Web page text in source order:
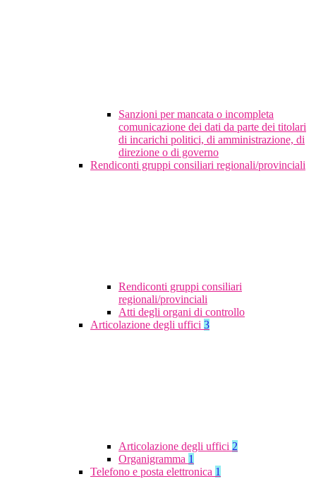
Sanzioni per mancata o incompleta
comunicazione dei dati da parte dei titolari
di incarichi politici, di amministrazione, di
direzione o di governo
Rendiconti gruppi consiliari regionali/provinciali
Rendiconti gruppi consiliari
regionali/provinciali
Atti degli organi di controllo
Articolazione degli uffici 3
Articolazione degli uffici 2
Organigramma 1
Telefono e posta elettronica 1